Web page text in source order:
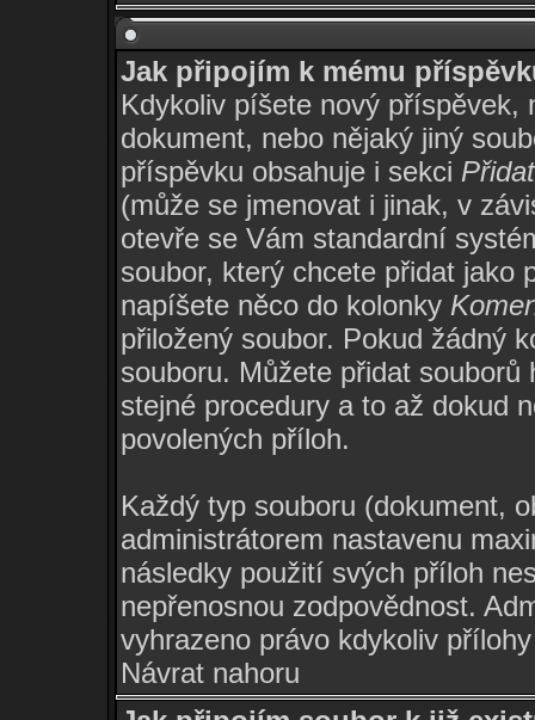
Jak připojím k mému
Kdykoliv píšete nový příspěvek,
dokument, nebo nějaký jiný
příspěvku obsahuje i sekci
(může se jmenovat i jinak, v
otevře se Vám standardní
soubor, který chcete přidat jako
napíšete něco do kolonky
přiložený soubor. Pokud žádný
souboru. Můžete přidat
stejné procedury a to až dokud
povolených příloh.
Každý typ souboru (dokument,
administrátorem nastavenu
následky použití svých příloh
nepřenosnou zodpovědnost.
vyhrazeno právo kdykoliv
Návrat nahoru